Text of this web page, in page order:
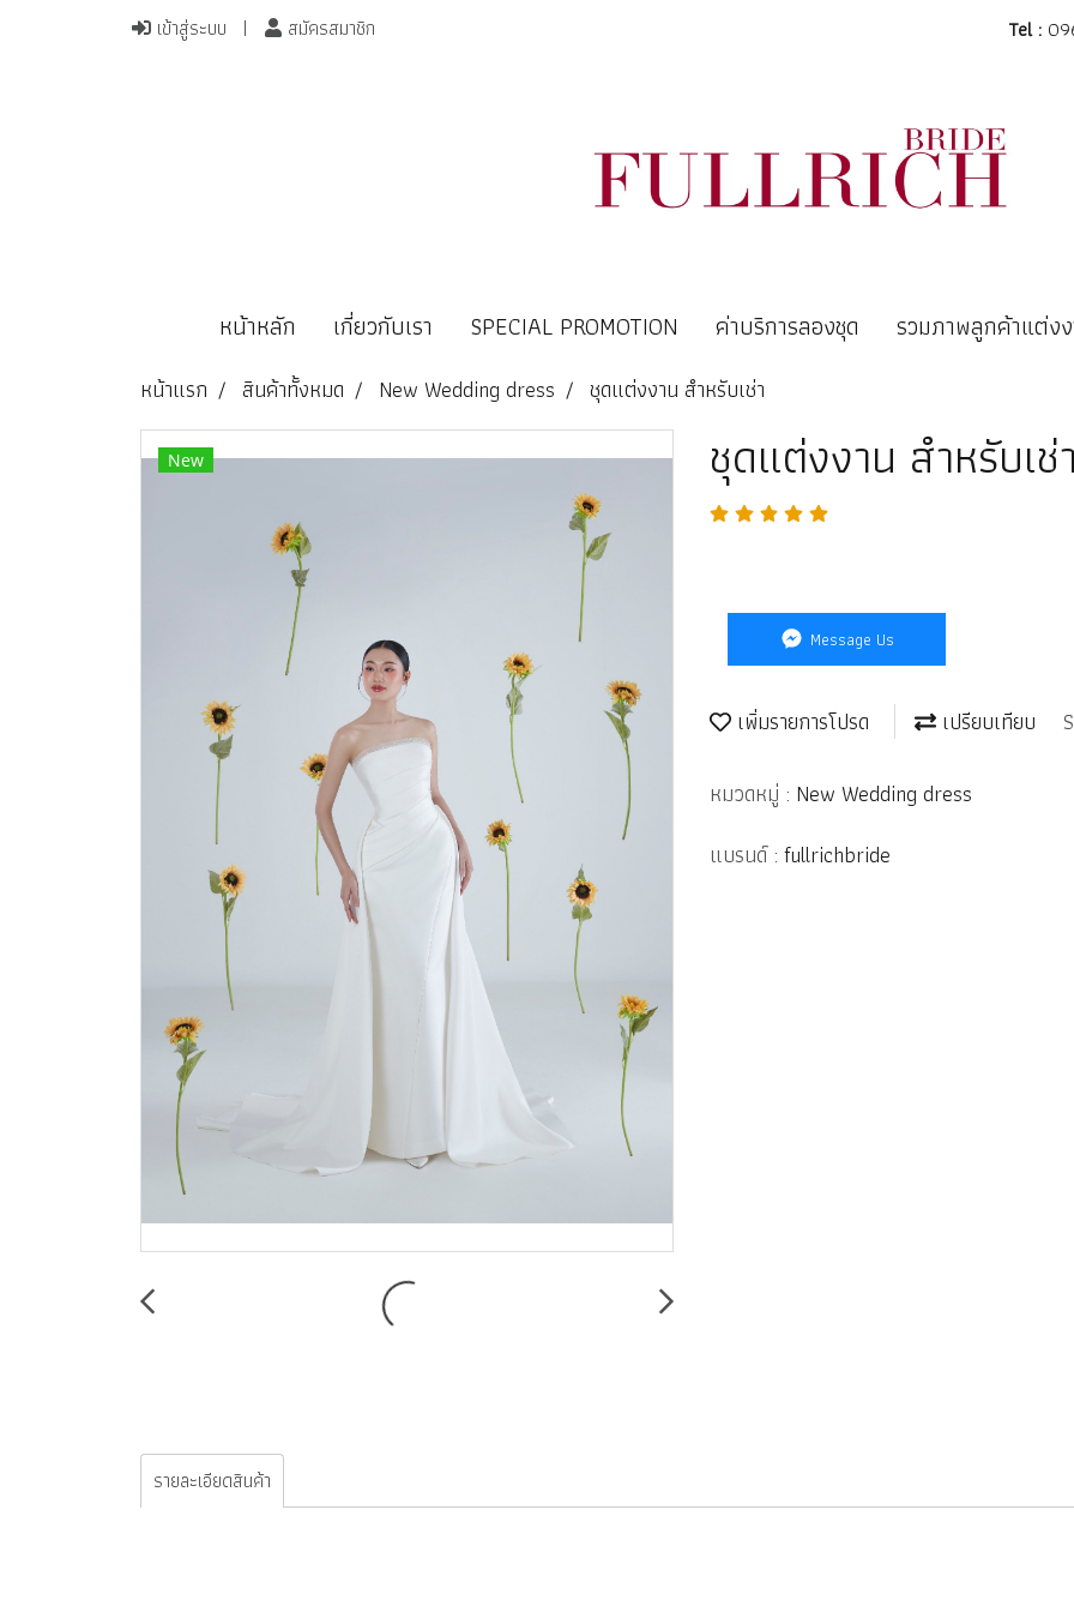
เข้าสู่ระบบ สมัครสมาชิก Tel :
หน้าหลัก เกี่ยวกับเรา SPECIAL PROMOTION ค่าบริการลองชุด รวมภาพลูกค้าแต่ง
หน้าแรก สินค้าทั้งหมด New Wedding dress ชุดแต่งงาน สำหรับเช่า
New ชุดแต่งงาน สำหรับเช่
Message Us
เพิ่มรายการโปรด เปรียบเทียบ
หมวดหมู่ : New Wedding dress
แบรนด์ : fullrichbride
รายละเอียดสินค้า